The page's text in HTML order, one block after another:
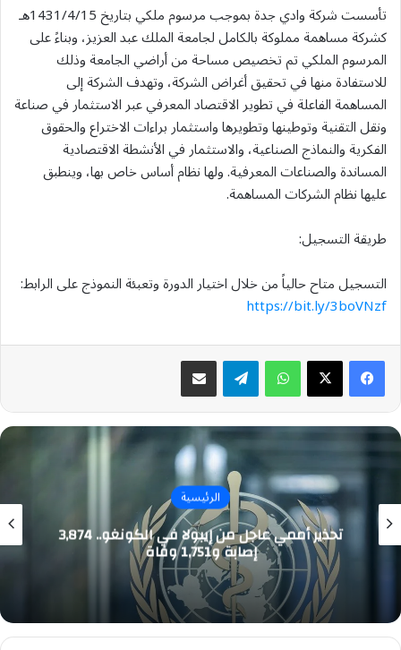
تأسست شركة وادي جدة بموجب مرسوم ملكي بتاريخ 1431/4/15هـ
كشركة مساهمة مملوكة بالكامل لجامعة الملك عبد العزيز، وبناءً على
المرسوم الملكي تم تخصيص مساحة من أراضي الجامعة وذلك
للاستفادة منها في تحقيق أغراض الشركة، وتهدف الشركة إلى
المساهمة الفاعلة في تطوير الاقتصاد المعرفي عبر الاستثمار في صناعة
ونقل التقنية وتوطينها وتطويرها واستثمار براءات الاختراع والحقوق
الفكرية والنماذج الصناعية، والاستثمار في الأنشطة الاقتصادية
المساندة والصناعات المعرفية. ولها نظام أساس خاص بها، وينطبق
عليها نظام الشركات المساهمة.
طريقة التسجيل:
التسجيل متاح حالياً من خلال اختيار الدورة وتعبئة النموذج على الرابط:
https://bit.ly/3boVNzf
واتسابتيلقرام مشاركة عبر البريد
الرئيسية
تحذير أممي عاجل من إيبولا في الكونغو.. 3,874
إصابة و1,751 وفاة